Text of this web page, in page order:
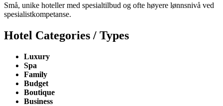
Små, unike hoteller med spesialtilbud og ofte høyere lønnsnivå ved
spesialistkompetanse.
Hotel Categories / Types
Luxury
Spa
Family
Budget
Boutique
Business